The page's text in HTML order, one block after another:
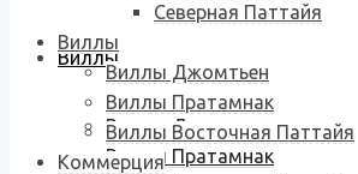
Виллы
Виллы Джомтьен
Виллы Пратамнак
Северная Паттайя
Виллы
Виллы Джомтьен
Виллы Пратамнак
Виллы Восточная Паттайя
Коммерция